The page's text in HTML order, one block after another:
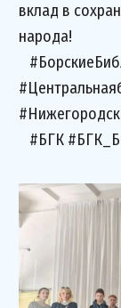
вклад в
народа!
#БГК